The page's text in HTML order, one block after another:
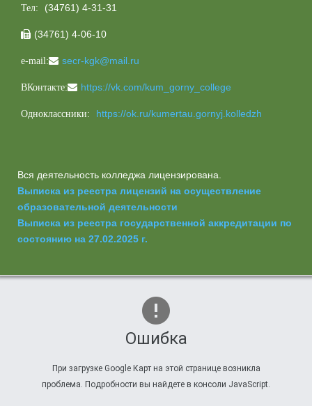
Тел: (34761) 4-31-31
 (34761) 4-06-10
e-mail: secr-kgk@mail.ru
ВКонтакте: https://vk.com/kum_gorny_college
Одноклассники: https://ok.ru/kumertau.gornyj.kolledzh
Вся деятельность колледжа лицензирована.
Выписка из реестра лицензий на осуществление
образовательной деятельности
Выписка из реестра государственной аккредитации по
состоянию на 27.02.2025 г.
Ошибка
При загрузке Google Карт на этой странице возникла
проблема. Подробности вы найдете в консоли JavaScript.